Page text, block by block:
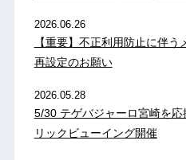
2026.06.26
【重要】不正利用防止に伴
再設定のお願い
2026.05.28
5/30 テゲバジャーロ宮崎を
リックビューイング開催